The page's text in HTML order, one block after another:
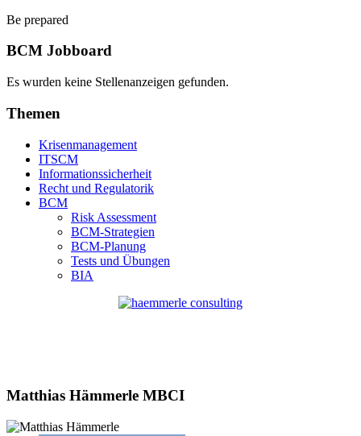
Be prepared
BCM Jobboard
Es wurden keine Stellenanzeigen gefunden.
Themen
Krisenmanagement
ITSCM
Informationssicherheit
Recht und Regulatorik
BCM
Risk Assessment
BCM-Strategien
BCM-Planung
Tests und Übungen
BIA
Matthias Hämmerle MBCI